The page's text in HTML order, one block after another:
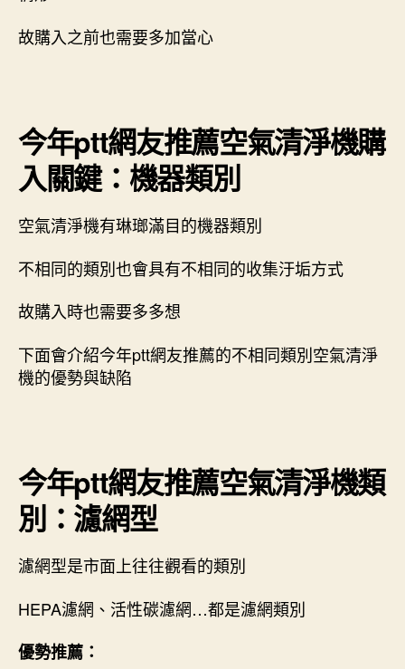
故購入之前也需要多加當心
今年ptt網友推薦空氣清淨機購
入關鍵：機器類別
空氣清淨機有琳瑯滿目的機器類別
不相同的類別也會具有不相同的收集汙垢方式
故購入時也需要多多想
下面會介紹今年ptt網友推薦的不相同類別空氣清淨
機的優勢與缺陷
今年ptt網友推薦空氣清淨機類
別：濾網型
濾網型是市面上往往觀看的類別
HEPA濾網、活性碳濾網…都是濾網類別
優勢推薦：